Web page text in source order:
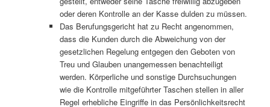
oder deren Kontrolle an der Kasse dulden zu müssen.
Das Berufungsgericht hat zu Recht angenommen,
dass die Kunden durch die Abweichung von der
gesetzlichen Regelung entgegen den Geboten von
Treu und Glauben unangemessen benachteiligt
werden. Körperliche und sonstige Durchsuchungen
wie die Kontrolle mitgeführter Taschen stellen in aller
Regel erhebliche Eingriffe in das Persönlichkeitsrecht